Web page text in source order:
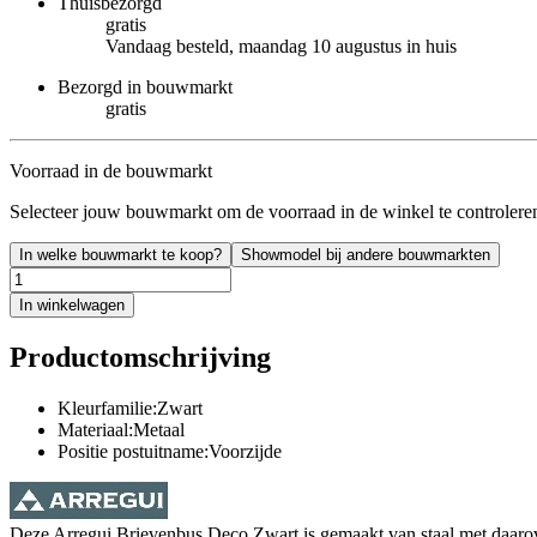
gratis
Vandaag besteld, maandag 10 augustus in huis
Bezorgd in bouwmarkt
gratis
Voorraad in de bouwmarkt
Selecteer jouw bouwmarkt om de voorraad in de winkel te
In welke bouwmarkt te koop? Showmodel bij andere bouwmarkten
In winkelwagen
Productomschrijving
Kleurfamilie:Zwart
Materiaal:Metaal
Positie postuitname:Voorzijde